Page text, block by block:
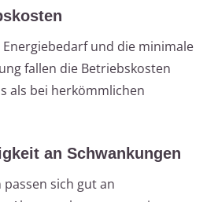
und die minimale
fallen die Betriebskosten
als bei herkömmlichen
an Schwankungen
sich gut an